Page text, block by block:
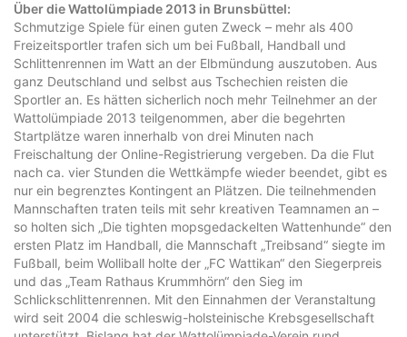
Über die Wattolümpiade 2013 in Brunsbüttel:
Schmutzige Spiele für einen guten Zweck – mehr als 400
Freizeitsportler trafen sich um bei Fußball, Handball und
Schlittenrennen im Watt an der Elbmündung auszutoben. Aus
ganz Deutschland und selbst aus Tschechien reisten die
Sportler an. Es hätten sicherlich noch mehr Teilnehmer an der
Wattolümpiade 2013 teilgenommen, aber die begehrten
Startplätze waren innerhalb von drei Minuten nach
Freischaltung der Online-Registrierung vergeben. Da die Flut
nach ca. vier Stunden die Wettkämpfe wieder beendet, gibt es
nur ein begrenztes Kontingent an Plätzen. Die teilnehmenden
Mannschaften traten teils mit sehr kreativen Teamnamen an –
so holten sich „Die tighten mopsgedackelten Wattenhunde“ den
ersten Platz im Handball, die Mannschaft „Treibsand“ siegte im
Fußball, beim Wolliball holte der „FC Wattikan“ den Siegerpreis
und das „Team Rathaus Krummhörn“ den Sieg im
Schlickschlittenrennen. Mit den Einnahmen der Veranstaltung
wird seit 2004 die schleswig-holsteinische Krebsgesellschaft